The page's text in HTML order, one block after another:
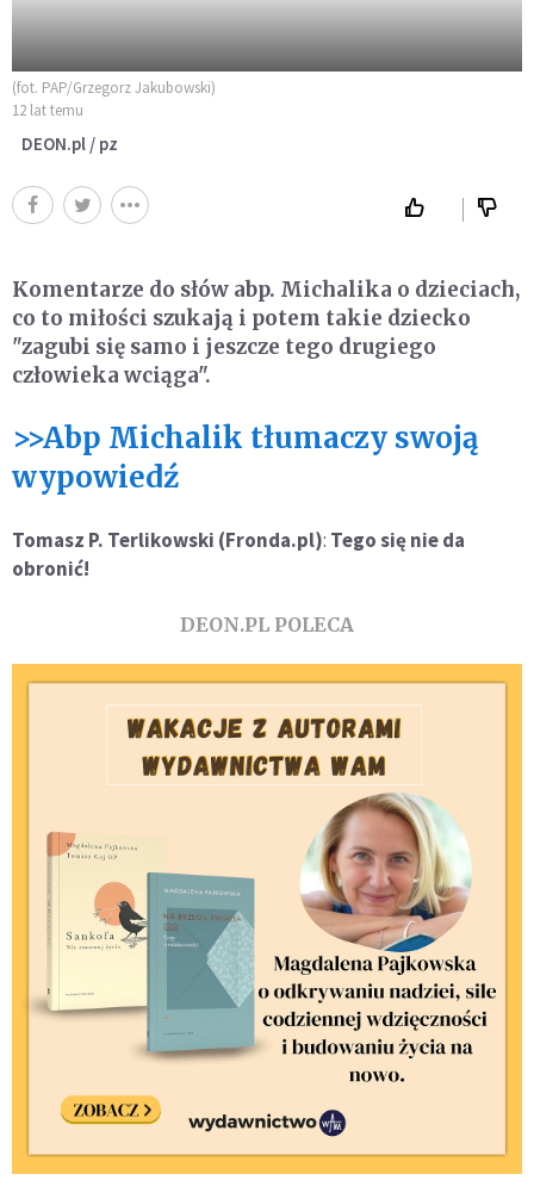
(fot. PAP/Grzegorz Jakubowski)
12 lat temu
DEON.pl / pz
Komentarze do słów abp. Michalika o dzieciach,
co to miłości szukają i potem takie dziecko
"zagubi się samo i jeszcze tego drugiego
człowieka wciąga".
>>Abp Michalik tłumaczy swoją
wypowiedź
Tomasz P. Terlikowski (Fronda.pl): Tego się nie da
obronić!
DEON.PL POLECA